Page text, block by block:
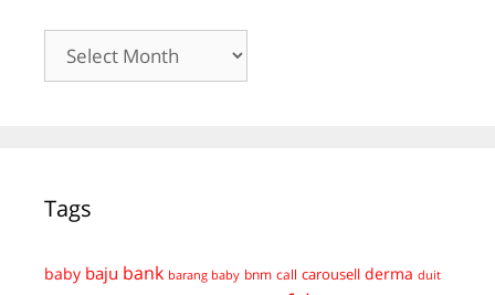
Tags
baby baju bank barang baby bnm call carousell derma duit